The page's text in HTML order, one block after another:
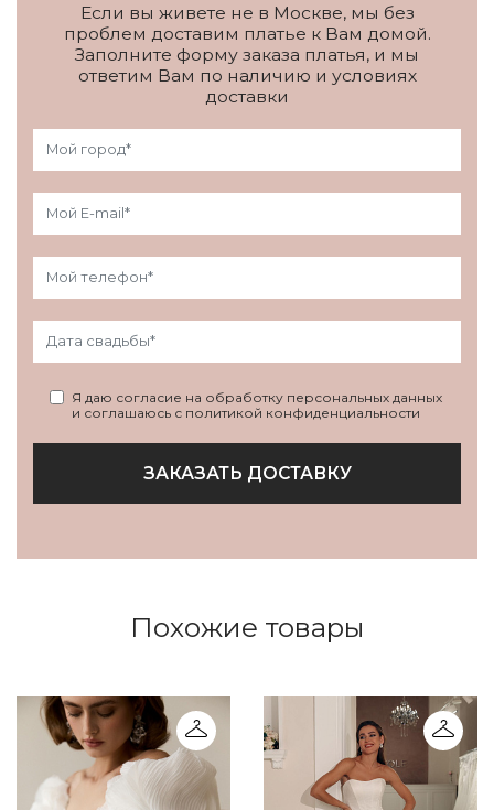
Если вы живете не в Москве, мы без
проблем доставим платье к Вам домой.
Заполните форму заказа платья, и мы
ответим Вам по наличию и условиях
доставки
Я даю согласие на обработку персональных данных
и соглашаюсь с политикой конфиденциальности
ЗАКАЗАТЬ ДОСТАВКУ
Похожие товары